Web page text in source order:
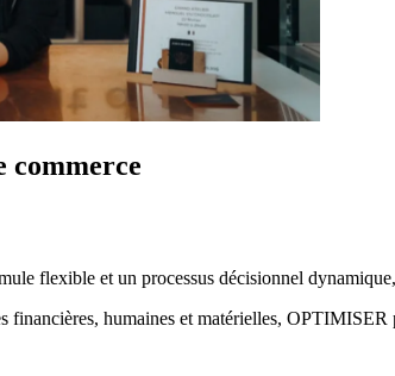
commerce
flexible et un processus décisionnel
financières, humaines et matérielles,